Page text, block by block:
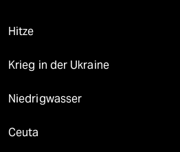
Hitze
Krieg in der Ukraine
Niedrigwasser
Ceuta